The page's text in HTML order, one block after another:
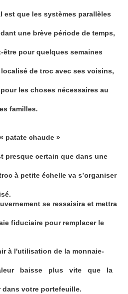
est que les systèmes parallèles
une brève période de temps,
être pour quelques semaines
de troc avec ses voisins,
les choses nécessaires au
familles.
patate chaude »
presque certain que dans une
à petite échelle va s’organiser
se ressaisira et mettra
fiduciaire pour remplacer le
à l'utilisation de la monnaie-
baisse plus vite que la
dans votre portefeuille.